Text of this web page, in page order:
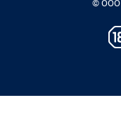
© ООО